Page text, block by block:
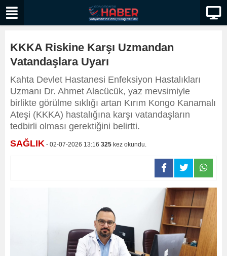
KKKA Riskine Karşı Uzmandan
Vatandaşlara Uyarı
Kahta Devlet Hastanesi Enfeksiyon Hastalıkları
Uzmanı Dr. Ahmet Alacücük, yaz mevsimiyle
birlikte görülme sıklığı artan Kırım Kongo Kanamalı
Ateşi (KKKA) hastalığına karşı vatandaşların
tedbirli olması gerektiğini belirtti.
SAĞLIK - 02-07-2026 13:16 325 kez okundu.